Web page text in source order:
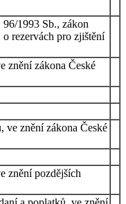
1993 Sb., zákon
rezervách pro zjištění
znění zákona České
ve znění zákona České
znění pozdějších